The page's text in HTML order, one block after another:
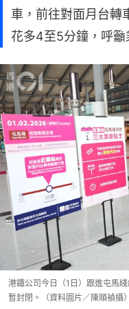
車，前往對面月台轉
花多4至5分鐘，呼籲
港鐵公司今日（1日）跟進屯馬
暫封閉。（資料圖片／陳順禎攝）